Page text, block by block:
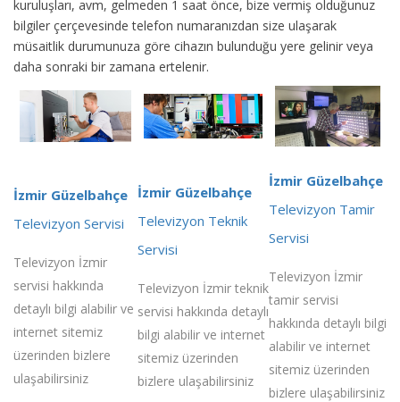
kuruluşları, avm, gelmeden 1 saat önce, bize vermiş olduğunuz
bilgiler çerçevesinde telefon numaranızdan size ulaşarak
müsaitlik durumunuza göre cihazın bulunduğu yere gelinir veya
daha sonraki bir zamana ertelenir.
İzmir Güzelbahçe
Televizyon Servisi
Televizyon İzmir
servisi hakkında
detaylı bilgi alabilir ve
internet sitemiz
üzerinden bizlere
ulaşabilirsiniz
İzmir Güzelbahçe
Televizyon Teknik
Servisi
Televizyon İzmir teknik
servisi hakkında detaylı
bilgi alabilir ve internet
sitemiz üzerinden
bizlere ulaşabilirsiniz
İzmir Güzelbahçe
Televizyon Tamir
Servisi
Televizyon İzmir
tamir servisi
hakkında detaylı bilgi
alabilir ve internet
sitemiz üzerinden
bizlere ulaşabilirsiniz